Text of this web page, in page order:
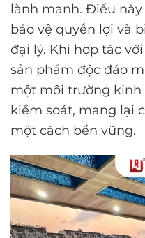
lành mạnh. Điều
bảo vệ quyền lợi và
đại lý. Khi hợp tác
sản phẩm độc đáo
một môi trường kinh
kiểm soát, mang lại
một cách bền vững.